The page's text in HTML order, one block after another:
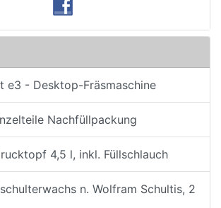
e3 - Desktop-Fräsmaschine
Nachfüllpackung
4,5 l, inkl. Füllschlauch
n. Wolfram Schultis, 2